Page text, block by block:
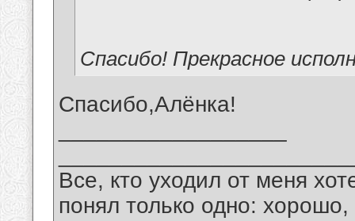
Спасибо! Прекрасное
Спасибо,Алёнка!
Все, кто уходил от меня
понял только одно: